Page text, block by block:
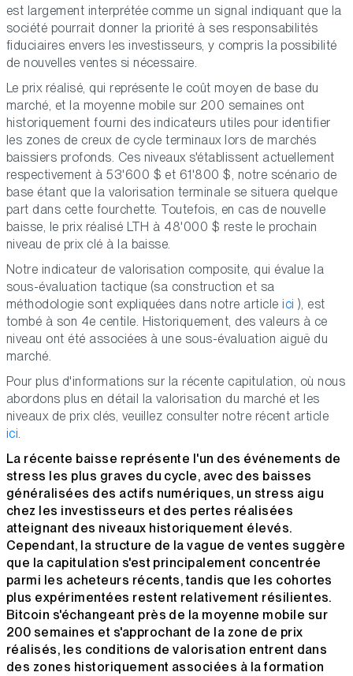
est largement interprétée comme un signal indiquant que la
société pourrait donner la priorité à ses responsabilités
fiduciaires envers les investisseurs, y compris la possibilité
de nouvelles ventes si nécessaire.
Le prix réalisé, qui représente le coût moyen de base du
marché, et la moyenne mobile sur 200 semaines ont
historiquement fourni des indicateurs utiles pour identifier
les zones de creux de cycle terminaux lors de marchés
baissiers profonds. Ces niveaux s'établissent actuellement
respectivement à 53'600 $ et 61'800 $, notre scénario de
base étant que la valorisation terminale se situera quelque
part dans cette fourchette. Toutefois, en cas de nouvelle
baisse, le prix réalisé LTH à 48'000 $ reste le prochain
niveau de prix clé à la baisse.
Notre indicateur de valorisation composite, qui évalue la
sous-évaluation tactique (sa construction et sa
méthodologie sont expliquées dans notre articleici ), est
tombé à son 4e centile. Historiquement, des valeurs à ce
niveau ont été associées à une sous-évaluation aiguë du
marché.
Pour plus d'informations sur la récente capitulation, où nous
abordons plus en détail la valorisation du marché et les
niveaux de prix clés, veuillez consulter notre récent article
ici.
La récente baisse représente l'un des événements de
stress les plus graves du cycle, avec des baisses
généralisées des actifs numériques, un stress aigu
chez les investisseurs et des pertes réalisées
atteignant des niveaux historiquement élevés.
Cependant, la structure de la vague de ventes suggère
que la capitulation s'est principalement concentrée
parmi les acheteurs récents, tandis que les cohortes
plus expérimentées restent relativement résilientes.
Bitcoin s'échangeant près de la moyenne mobile sur
200 semaines et s'approchant de la zone de prix
réalisés, les conditions de valorisation entrent dans
des zones historiquement associées à la formation